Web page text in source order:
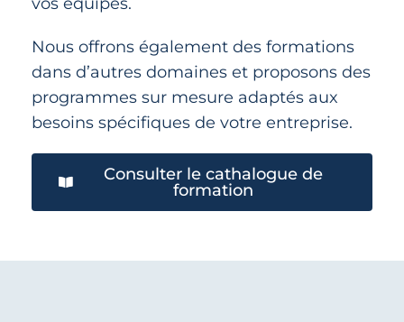
vos équipes.
Nous offrons également des formations
dans d’autres domaines et proposons des
programmes sur mesure adaptés aux
besoins spécifiques de votre entreprise.
Consulter le cathalogue de
formation